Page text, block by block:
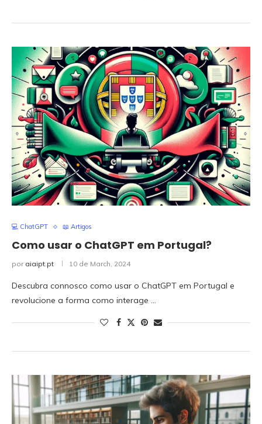
💻 ChatGPT 📖 Artigos
Como usar o ChatGPT em Portugal?
por aiaipt.pt 10 de March, 2024
Descubra connosco como usar o ChatGPT em Portugal e
revolucione a forma como interage …